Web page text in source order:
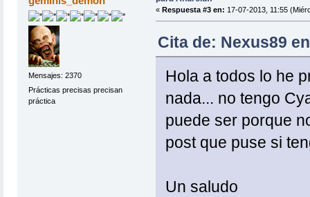
Mensajes: 2370
Prácticas precisas precisan
práctica
« Respuesta #3 en: 17-07-2013, 11:55
Cita de: Nexus89
Hola a todos lo he
nada... no tengo
puede ser porque
post que puse si
Un saludo